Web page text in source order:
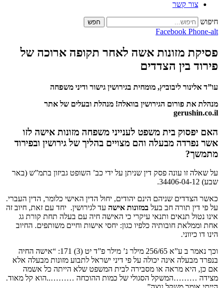
Facebook
מזונות אשה לאחר תקופה ארוכה של
הצדדים
ליבוביץ, מומחית בגירושין גישור ודיני משפחה
הגירושין בוואלה! מנהלת ובעלים של אתר
בית משפט לענייני משפחהמזונות אישהלזו
מבעלה והם מצויים בהליך שלגירושיןובפירוד
עונה פסק דין שניתן על ידי כב’ השופט גביזון בתמ”ש (באר
שניהם הינם יהודים, יחול הדין האישי כלומר, הדין העברי.
תורה חב בעלבמזונות אישהעד לגירושין. יחד עם זאת, חיוב זה
תנאים ותנאי עיקרי כי האישה חיה עם בעלה תחת קורת גג
חובותיה כלפיו כגון: יחסי אישות וחיים משותפים. החיוב
וכך נאמר ב ע”א 256/65 מילר נ’ מילר פ”ד יט (3) 171: “אישה החיה
אינה יכולה על פי דיני ישראל לתבוע מזונות מבעלה אלא
מראה או מסבירה לבית המשפט שלא הייתה כל אשמה
הסגולי של כמות ההוכחה ………..הוא קל מאוד.